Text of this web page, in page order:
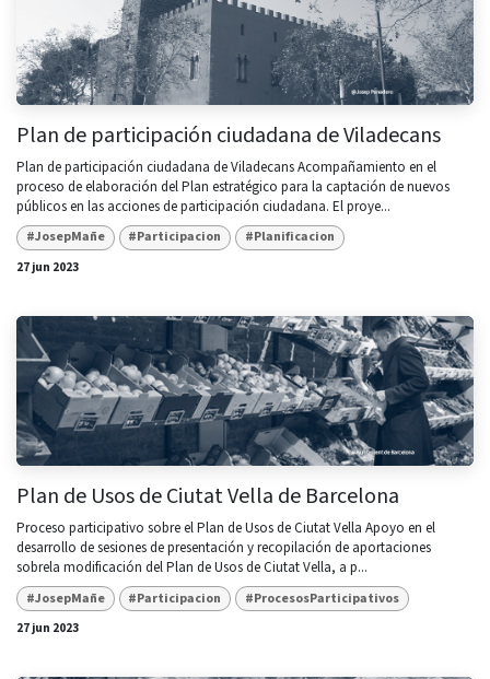
Plan de participación ciudadana de Viladecans
Plan de participación ciudadana de Viladecans Acompañamiento en el
proceso de elaboración del Plan estratégico para la captación de nuevos
públicos en las acciones de participación ciudadana. El proye...
#JosepMañe #Participacion
#Planificacion
27 jun 2023
Plan de Usos de Ciutat Vella de Barcelona
Proceso participativo sobre el Plan de Usos de Ciutat Vella Apoyo en el
desarrollo de sesiones de presentación y recopilación de aportaciones
sobrela modificación del Plan de Usos de Ciutat Vella, a p...
#JosepMañe #Participacion
#ProcesosParticipativos
27 jun 2023